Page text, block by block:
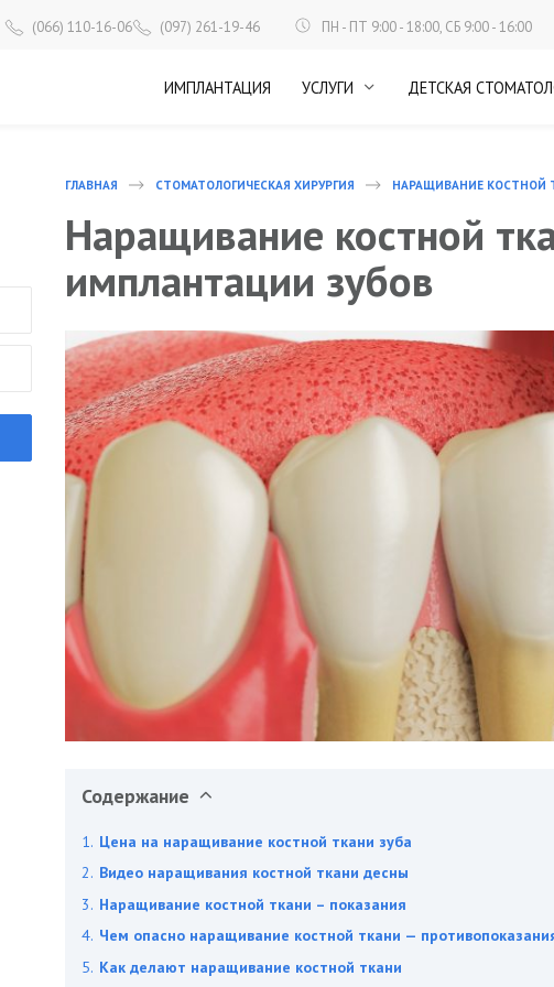
(066) 110-16-06 (097) 261-19-46 ПН - ПТ 9:00 - 18:00, СБ 9:00 - 16:00
ИМПЛАНТАЦИЯ УСЛУГИ ДЕТСКАЯ
ГЛАВНАЯ СТОМАТОЛОГИЧЕСКАЯ ХИРУРГИЯ НАРАЩИВАНИЕ КОСТНОЙ
Наращивание костной
имплантации зубов
Содержание
Цена на наращивание костной ткани зуба
Видео наращивания костной ткани десны
Наращивание костной ткани – показания
Чем опасно наращивание костной ткани —
Как делают наращивание костной ткани